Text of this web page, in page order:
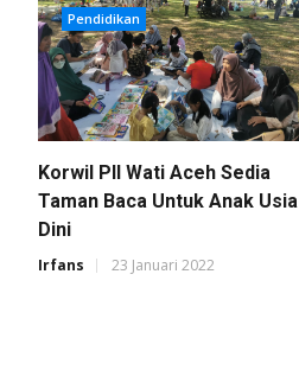
Pendidikan
Korwil PII Wati Aceh Sedia
Taman Baca Untuk Anak Usia
Dini
Irfans 23 Januari 2022